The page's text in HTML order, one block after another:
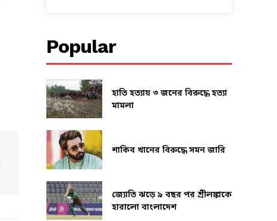
Popular
হাতি হত্যায় ৩ জনের বিরুদ্ধে হত্যা
মামলা
শাকিব খানের বিরুদ্ধে সমন জারি
জ্যোতি ঝড়ে ৯ বছর পর শ্রীলঙ্কাকে
হারালো বাংলাদেশ